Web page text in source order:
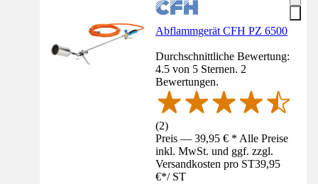
Abflammgerät CFH PZ 6500
Durchschnittliche Bewertung:
4.5 von 5 Sternen. 2
Bewertungen.
(2)
Preis — 39,95 € * Alle Preise
inkl. MwSt. und ggf. zzgl.
Versandkosten pro ST39,95
€*/ ST